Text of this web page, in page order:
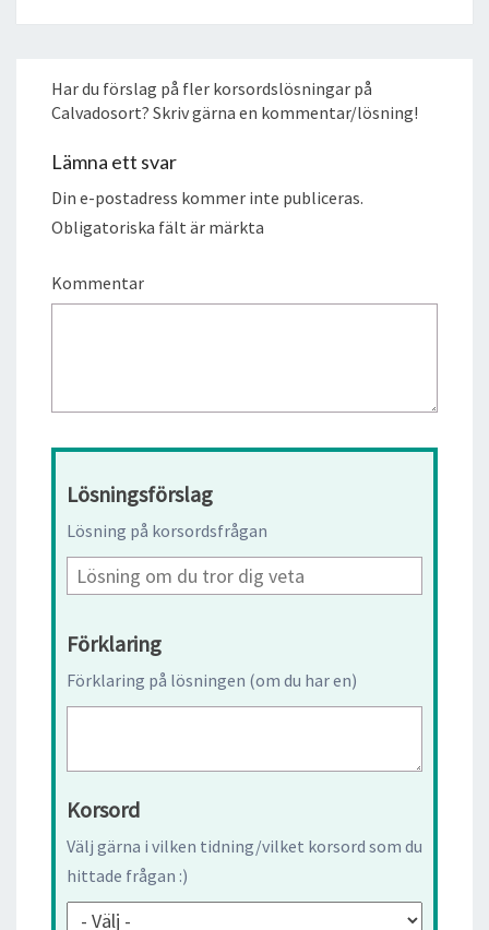
Har du förslag på fler korsordslösningar på
Calvadosort? Skriv gärna en kommentar/lösning!
Lämna ett svar
Din e-postadress kommer inte publiceras.
Obligatoriska fält är märkta
Kommentar
Lösningsförslag
Lösning på korsordsfrågan
Förklaring
Förklaring på lösningen (om du har en)
Korsord
Välj gärna i vilken tidning/vilket korsord som du
hittade frågan :)